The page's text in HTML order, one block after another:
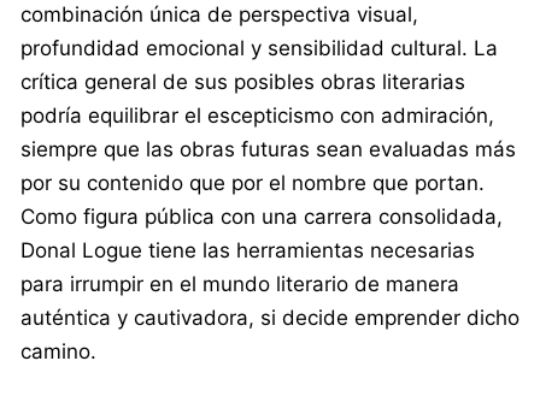
combinación única de perspectiva visual,
profundidad emocional y sensibilidad cultural. La
crítica general de sus posibles obras literarias
podría equilibrar el escepticismo con admiración,
siempre que las obras futuras sean evaluadas más
por su contenido que por el nombre que portan.
Como figura pública con una carrera consolidada,
Donal Logue tiene las herramientas necesarias
para irrumpir en el mundo literario de manera
auténtica y cautivadora, si decide emprender dicho
camino.